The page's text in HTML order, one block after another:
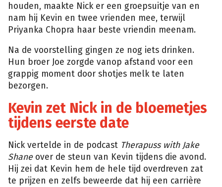
houden, maakte Nick er een groepsuitje van en
nam hij Kevin en twee vrienden mee, terwijl
Priyanka Chopra haar beste vriendin meenam.
Na de voorstelling gingen ze nog iets drinken.
Hun broer Joe zorgde vanop afstand voor een
grappig moment door shotjes melk te laten
bezorgen.
Kevin zet Nick in de bloemetjes
tijdens eerste date
Nick vertelde in de podcast Therapuss with Jake
Shaneover de steun van Kevin tijdens die avond.
Hij zei dat Kevin hem de hele tijd overdreven zat
te prijzen en zelfs beweerde dat hij een carrière